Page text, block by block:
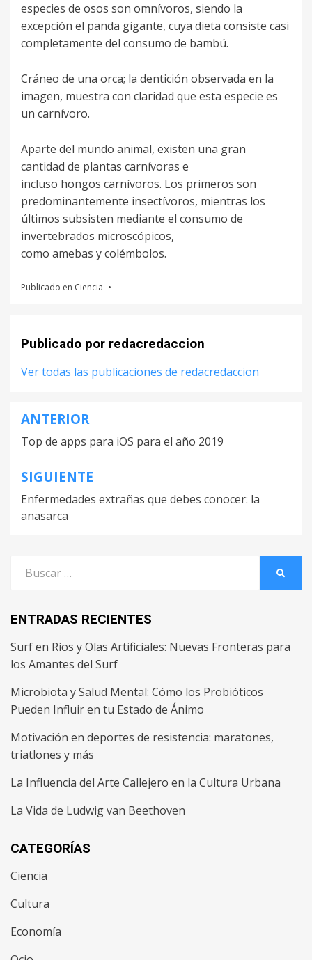
especies de osos son omnívoros, siendo la
excepción el panda gigante, cuya dieta consiste casi
completamente del consumo de bambú.
Cráneo de una orca; la dentición observada en la
imagen, muestra con claridad que esta especie es
un carnívoro.
Aparte del mundo animal, existen una gran
cantidad de plantas carnívoras e
incluso hongos carnívoros. Los primeros son
predominantemente insectívoros, mientras los
últimos subsisten mediante el consumo de
invertebrados microscópicos,
como amebas y colémbolos.
Publicado en Ciencia
Publicado por redacredaccion
Ver todas las publicaciones de redacredaccion
Navegación
de
entradas
ANTERIOR
Top de apps para iOS para el año 2019
SIGUIENTE
Enfermedades extrañas que debes conocer: la
anasarca
por:
ENTRADAS RECIENTES
Surf en Ríos y Olas Artificiales: Nuevas Fronteras para
los Amantes del Surf
Microbiota y Salud Mental: Cómo los Probióticos
Pueden Influir en tu Estado de Ánimo
Motivación en deportes de resistencia: maratones,
triatlones y más
La Influencia del Arte Callejero en la Cultura Urbana
La Vida de Ludwig van Beethoven
CATEGORÍAS
Ciencia
Cultura
Economía